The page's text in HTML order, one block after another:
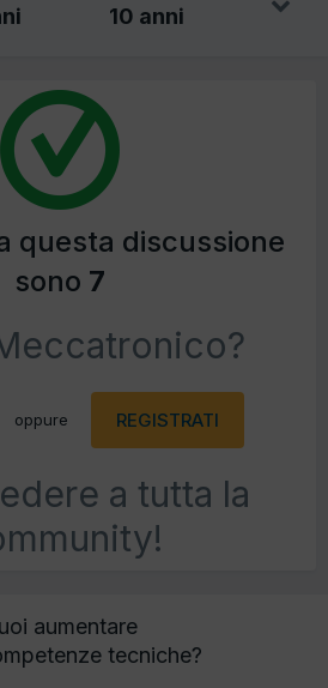
10 anni
questa discussione
sono 7
oppure REGISTRATI
a tutta la
aumentare
tecniche?